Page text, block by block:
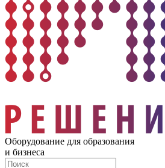
Оборудование для образования
и бизнеса